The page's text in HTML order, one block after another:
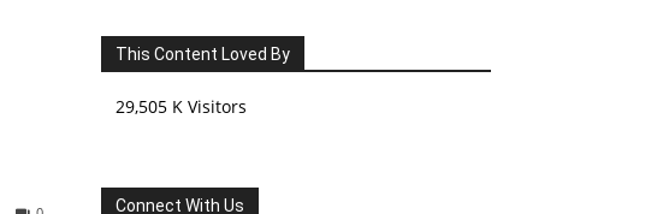
This Content Loved By
29,505 K Visitors
Connect With Us